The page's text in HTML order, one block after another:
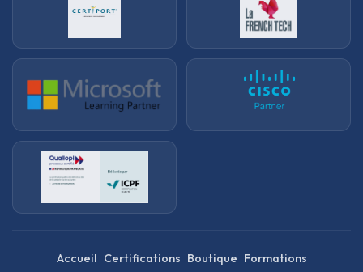
Accueil Certifications Boutique Formations